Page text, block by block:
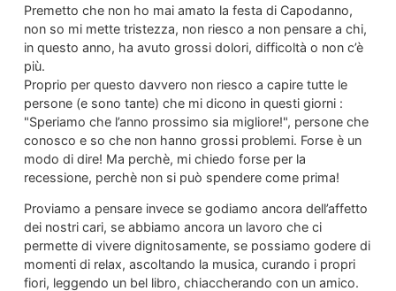
Premetto che non ho mai amato la festa di Capodanno,
non so mi mette tristezza, non riesco a non pensare a chi,
in questo anno, ha avuto grossi dolori, difficoltà o non c’è
più.
Proprio per questo davvero non riesco a capire tutte le
persone (e sono tante) che mi dicono in questi giorni :
"Speriamo che l’anno prossimo sia migliore!", persone che
conosco e so che non hanno grossi problemi. Forse è un
modo di dire! Ma perchè, mi chiedo forse per la
recessione, perchè non si può spendere come prima!
Proviamo a pensare invece se godiamo ancora dell’affetto
dei nostri cari, se abbiamo ancora un lavoro che ci
permette di vivere dignitosamente, se possiamo godere di
momenti di relax, ascoltando la musica, curando i propri
fiori, leggendo un bel libro, chiaccherando con un amico.